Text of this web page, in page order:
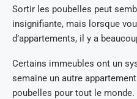
Sortir les poubelles peut
insignifiante, mais lorsque
d’appartements, il y a
Certains immeubles ont un
semaine un autre
poubelles pour tout le monde.